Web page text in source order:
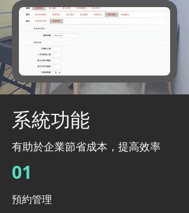
系統功能
有助於企業節省成本，提高效率
01
預約管理